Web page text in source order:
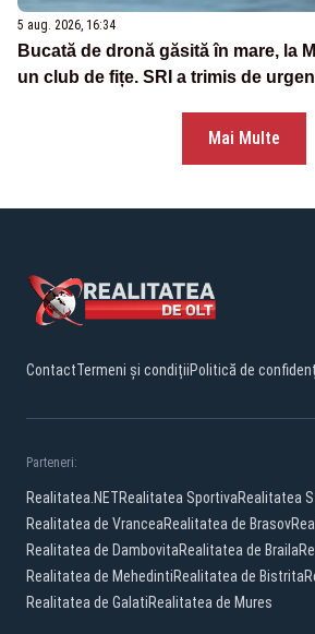
5 aug. 2026, 16:34
Bucată de dronă găsită în mare, la
un club de fițe. SRI a trimis de
Mai Multe
ContactTermeni și condițiiPolitică de
Parteneri:
Realitatea.NETRealitatea SportivaRealitatea
Realitatea de VranceaRealitatea de Brasov
Realitatea de DambovitaRealitatea de Braila
Realitatea de MehedintiRealitatea de Bistrita
Realitatea de GalatiRealitatea de Mures